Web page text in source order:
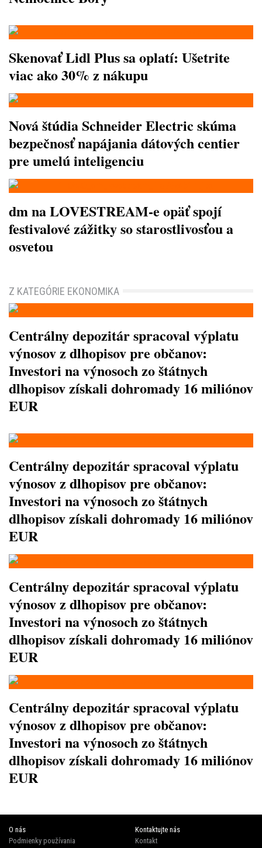
Skenovať Lidl Plus sa oplatí: Ušetrite
viac ako 30% z nákupu
Nová štúdia Schneider Electric skúma
bezpečnosť napájania dátových centier
pre umelú inteligenciu
dm na LOVESTREAM-e opäť spojí
festivalové zážitky so starostlivosťou a
osvetou
Z KATEGÓRIE EKONOMIKA
Centrálny depozitár spracoval výplatu
výnosov z dlhopisov pre občanov:
Investori na výnosoch zo štátnych
dlhopisov získali dohromady 16 miliónov
EUR
Centrálny depozitár spracoval výplatu
výnosov z dlhopisov pre občanov:
Investori na výnosoch zo štátnych
dlhopisov získali dohromady 16 miliónov
EUR
Centrálny depozitár spracoval výplatu
výnosov z dlhopisov pre občanov:
Investori na výnosoch zo štátnych
dlhopisov získali dohromady 16 miliónov
EUR
Centrálny depozitár spracoval výplatu
výnosov z dlhopisov pre občanov:
Investori na výnosoch zo štátnych
dlhopisov získali dohromady 16 miliónov
EUR
O nás
Podmienky používania
Kontaktujte nás
Kontakt